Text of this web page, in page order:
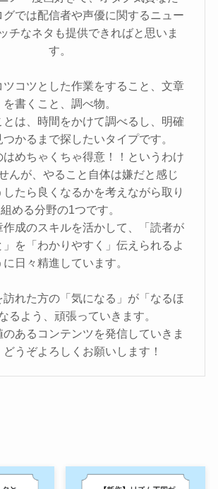
では配信者や声優に関するニュー
チなネタも提供できればと思いま
す。
ツコツとした作業をすること、文章
を書くこと、調べ物。
は、時間をかけて調べるし、明確
かるまで探したいタイプです。
めちゃくちゃ得意！！というわけ
んが、やること自体は嫌だと感じ
たら良くなるかを考えながら取り
組める分野の1つです。
作成のスキルを活かして、「読者が
を「わかりやすく」伝えられるよ
に日々精進しています。
訪れた方の「気になる」が「なるほ
るよう、頑張っていきます。
あるコンテンツを発信していきま
うぞよろしくお願いします！